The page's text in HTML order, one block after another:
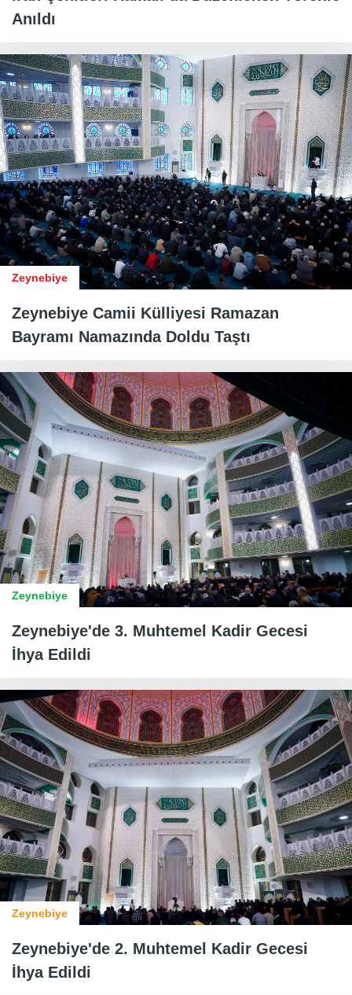
Anıldı
Zeynebiye
Zeynebiye Camii Külliyesi Ramazan
Bayramı Namazında Doldu Taştı
Zeynebiye
Zeynebiye'de 3. Muhtemel Kadir Gecesi
İhya Edildi
Zeynebiye
Zeynebiye'de 2. Muhtemel Kadir Gecesi
İhya Edildi